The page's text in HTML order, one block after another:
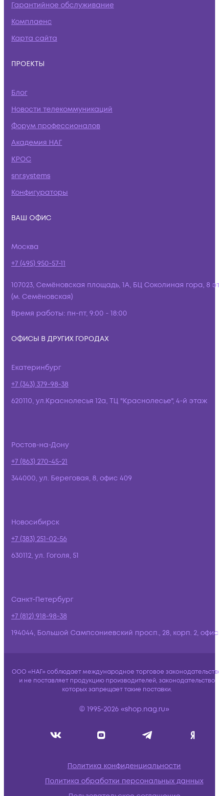
Гарантийное обслуживание
Комплаенс
Карта сайта
ПРОЕКТЫ
Блог
Новости телекоммуникаций
Форум профессионалов
Академия НАГ
КРОС
snr.systems
Конфигураторы
ВАШ ОФИС
Москва
+7 (495) 950-57-11
107023, Семёновская площадь, 1А, БЦ Соколиная гора, 8
(м. Семёновская)
Время работы: пн-пт, 9:00 - 18:00
ОФИСЫ В ДРУГИХ ГОРОДАХ
Екатеринбург
+7 (343) 379-98-38
620110, ул.Краснолесья 12а, ТЦ "Краснолесье", 4-й этаж
Ростов-на-Дону
+7 (863) 270-45-21
344000, ул. Береговая, 8, офис 409
Новосибирск
+7 (383) 251-02-56
630112, ул. Гоголя, 51
Санкт-Петербург
+7 (812) 918-98-38
194044, Большой Сампсониевский просп., 28, корп. 2,
ООО «НАГ» соблюдает международное торговое
и не поставляет продукцию производителей, законодательство
которых запрещает такие поставки.
© 1995-2026 «shop.nag.ru»
Политика конфиденциальности
Политика обработки персональных данных